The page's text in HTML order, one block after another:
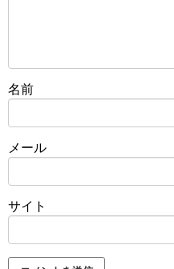
名前
メール
サイト